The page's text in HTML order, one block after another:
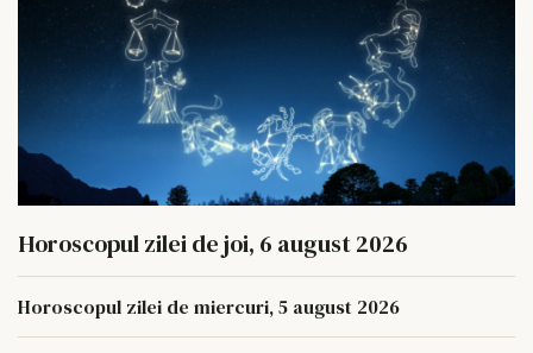
Horoscopul zilei de joi, 6 august 2026
Horoscopul zilei de miercuri, 5 august 2026